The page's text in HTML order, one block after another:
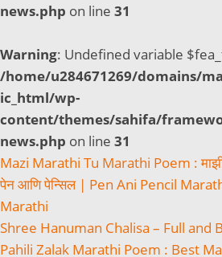
news.php on line 31
Warning: Undefined variable
/home/u284671269/domains/
ic_html/wp-
content/themes/sahifa/
news.php on line 31
Mazi Marathi Tu Marathi Poem : माझी
पेन आणि पेन्सिल | Pen Ani Pencil
Marathi
Shree Hanuman Chalisa – Full and
Pahili Zalak Marathi Poem : Best